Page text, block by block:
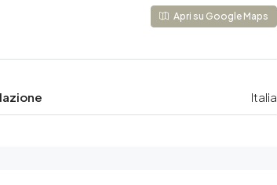
Apri su Google Maps
Italia